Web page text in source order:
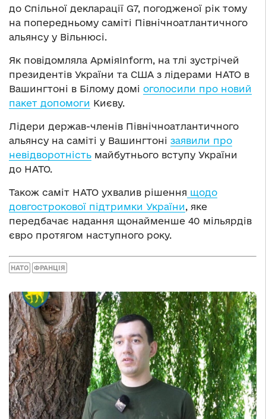
до Спільної декларації G7, погодженої рік тому
на попередньому саміті Північноатлантичного
альянсу у Вільнюсі.
Як повідомляла АрміяInform, на тлі зустрічей
президентів України та США з лідерами НАТО в
Вашингтоні в Білому домі оголосили про новий
пакет допомоги Києву.
Лідери держав-членів Північноатлантичного
альянсу на саміті у Вашингтоні заявили про
невідворотність майбутнього вступу України
до НАТО.
Також саміт НАТО ухвалив рішення щодо
довгострокової підтримки України, яке
передбачає надання щонайменше 40 мільярдів
євро протягом наступного року.
НАТО ФРАНЦІЯ